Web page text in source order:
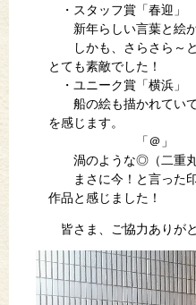
・スタッフ賞「春迎」
新年らしい言葉と絵が
しかも、さらさら～と
とても素敵でした！
・ユニーク賞「横浜」
船の絵も描かれていて
を感じます。
「＠」
渦のような◎（二重丸
まさに今！と言った印
作品と感じました！
皆さま、ご協力ありが